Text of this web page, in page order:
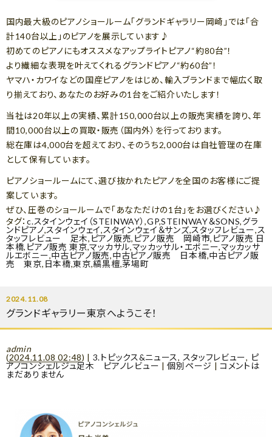
国内最大級のピアノショールーム「グランドギャラリー岡崎」では「合
計140台以上」のピアノを展示しています♪
初めてのピアノにもオススメなアップライトピアノ“約80台”！
より繊細な表現を叶えてくれるグランドピアノ“約60台”！
ヤマハ・カワイなどの国産ピアノをはじめ、輸入ブランドまで幅広く取
り揃えており、あなたのお好みの1台をご紹介いたします！
当社は20年以上の実績、累計150,000台以上の販売実績を誇り、年
間10,000台以上の買取・販売（国内外）を行っております。
総在庫は4,000台を超えており、そのうち2,000台は自社管理の在庫
として保有しています。
ピアノショールームにて、選び抜かれたピアノを全国のお客様にご提
案しています。
ぜひ、圧巻のショールームで「あなただけの1台」をお選びください♪
タグ：c.スタインウェイ（STEINWAY）,GP,STEINWAY＆SONS,グラ
ンドピアノ,スタインウェイ,スタインウェイ＆サンズ,スタッフレビュー,ス
タッフレビュー 足木, ピアノ販売, ピアノ販売 岡崎市, ピアノ販売 日
本橋, ピアノ販売 東京,マッカサル,マッカッサル・エボニー,マッカッサ
ルエボニー,中古ピアノ販売,中古ピアノ販売 日本橋,中古ピアノ販
売 東京, 日本橋,東京,縞黒檀,茅場町
2024.11.08
グランドギャラリー東京へようこそ！
admin
(2024.11.08 02:48) | 3.トピックス&ニュース, スタッフレビュー, ピ
アノコンシェルジュ足木 ピアノレビュー |個別ページ |コメントは
まだありません